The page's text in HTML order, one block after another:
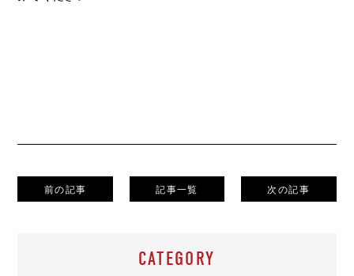
前の記事 記事一覧 次の記事
CATEGORY